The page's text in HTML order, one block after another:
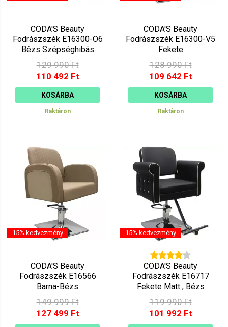
CODA'S Beauty
Fodrászszék E16300-O6
Bézs Szépséghibás
129 990 Ft
110 492 Ft
KOSÁRBA
Raktáron
CODA'S Beauty
Fodrászszék E16300-V5
Fekete
128 990 Ft
109 642 Ft
KOSÁRBA
Raktáron
15% kedvezmény
CODA'S Beauty
Fodrászszék E16566
Barna-Bézs
149 999 Ft
127 499 Ft
15% kedvezmény
CODA'S Beauty
Fodrászszék E16717
Fekete Matt , Bézs
119 990 Ft
101 992 Ft